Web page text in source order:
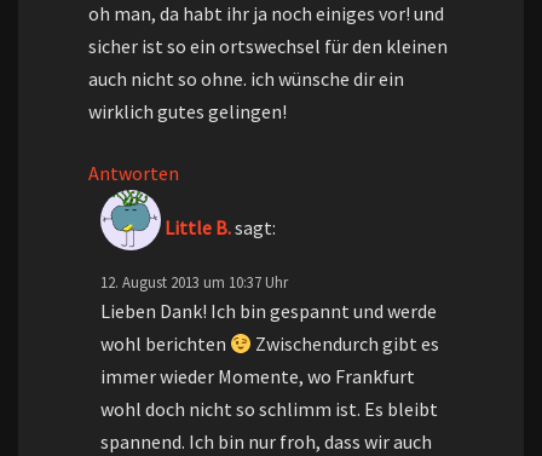
oh man, da habt ihr ja noch einiges vor! und
sicher ist so ein ortswechsel für den kleinen
auch nicht so ohne. ich wünsche dir ein
wirklich gutes gelingen!
Antworten
Little B.sagt:
12. August 2013 um 10:37 Uhr
Lieben Dank! Ich bin gespannt und werde
wohl berichten
Zwischendurch gibt es
immer wieder Momente, wo Frankfurt
wohl doch nicht so schlimm ist. Es bleibt
spannend. Ich bin nur froh, dass wir auch